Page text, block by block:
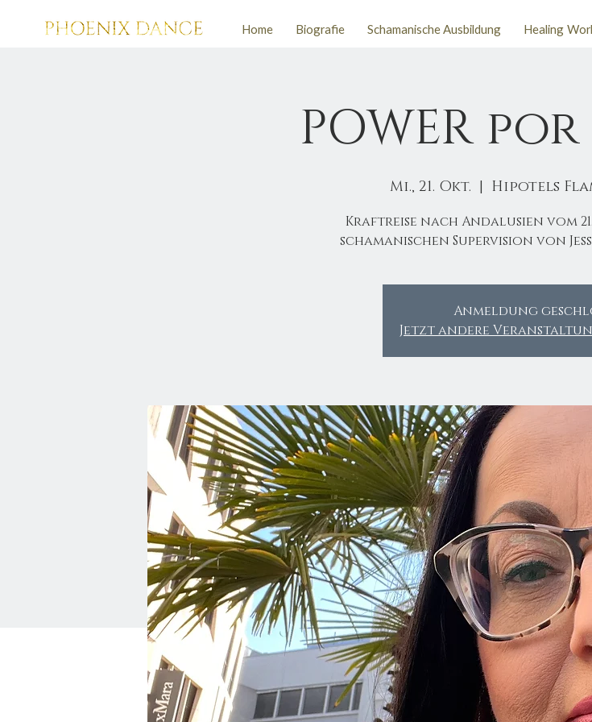
Home Biografie Schamanische Ausbildung Healing
POWER
Mi., 21. Okt.
  |
Hipotels
Kraftreise nach Andalusien vom
schamanischen Supervision von
Anmeldung
Jetzt andere